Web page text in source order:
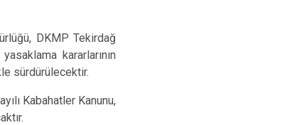
DKMP Tekirdağ
kararlarının
sürdürülecektir.
Kabahatler Kanunu,